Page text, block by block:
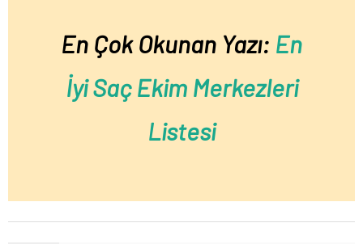
En Çok Okunan Yazı: En
İyi Saç Ekim Merkezleri
Listesi